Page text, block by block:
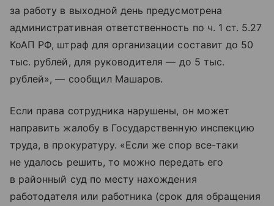
за работу в выходной день предусмотрена
административная ответственность по ч. 1 ст. 5.27
КоАП РФ, штраф для организации составит до 50
тыс. рублей, для руководителя — до 5 тыс.
рублей», — сообщил Машаров.
Если права сотрудника нарушены, он может
направить жалобу в Государственную инспекцию
труда, в прокуратуру. «Если же спор все-таки
не удалось решить, то можно передать его
в районный суд по месту нахождения
работодателя или работника (срок для обращения